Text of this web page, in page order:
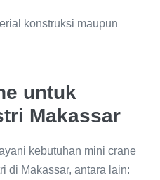
konstruksi maupun
untuk
Makassar
kebutuhan mini crane
di Makassar, antara lain: